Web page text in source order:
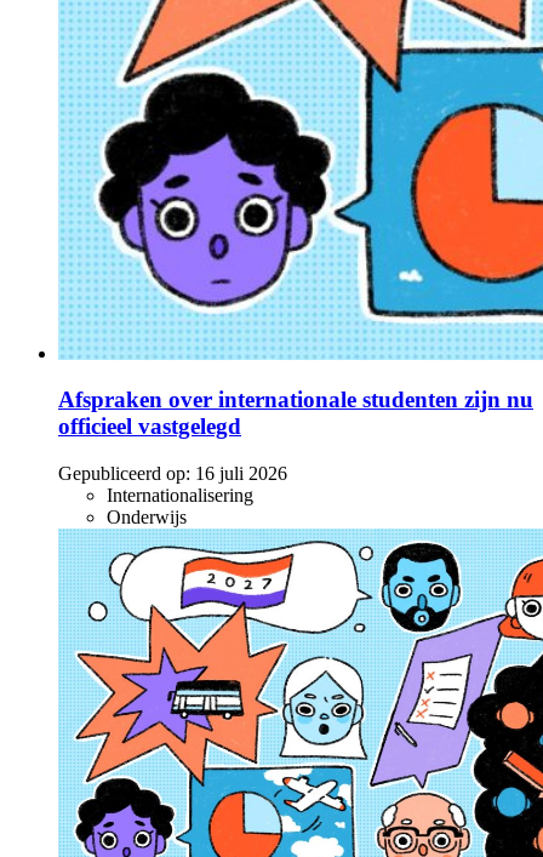
Afspraken over internationale studenten zijn nu
officieel vastgelegd
Gepubliceerd op: 16 juli 2026
Internationalisering
Onderwijs